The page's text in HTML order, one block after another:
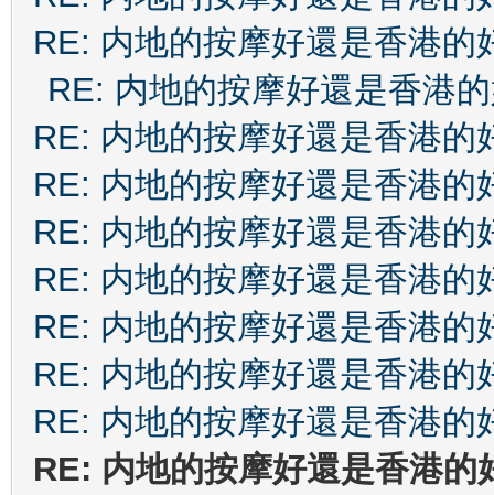
RE: 内地的按摩好還是香港的
RE: 内地的按摩好還是香港
RE: 内地的按摩好還是香港的
RE: 内地的按摩好還是香港的
RE: 内地的按摩好還是香港的
RE: 内地的按摩好還是香港的
RE: 内地的按摩好還是香港的
RE: 内地的按摩好還是香港的
RE: 内地的按摩好還是香港的
RE: 内地的按摩好還是香港的